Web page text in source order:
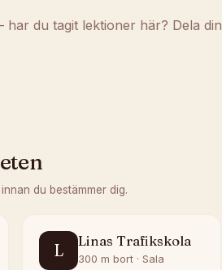
du tagit lektioner här? Dela din
du bestämmer dig.
L Linas Trafikskola
300 m bort · Sala